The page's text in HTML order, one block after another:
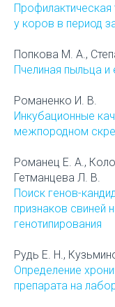
Профилактическая
у коров в период
Попкова М. А.,
Пчелиная пыльца
Романенко И. В.
Инкубационные
межпородном
Романец Е. А.,
Гетманцева Л. В.
Поиск генов-
признаков свиней
генотипирования
Рудь Е. Н.,
Определение
препарата на